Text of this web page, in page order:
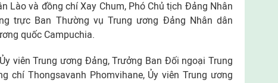
Lào và đồng chí Xay Chum, Phó Chủ tịch Ðảng Nhân
trực Ban Thường vụ Trung ương Ðảng Nhân dân
quốc Campuchia.
viên Trung ương Ðảng, Trưởng Ban Ðối ngoại Trung
chí Thongsavanh Phomvihane, Ủy viên Trung ương